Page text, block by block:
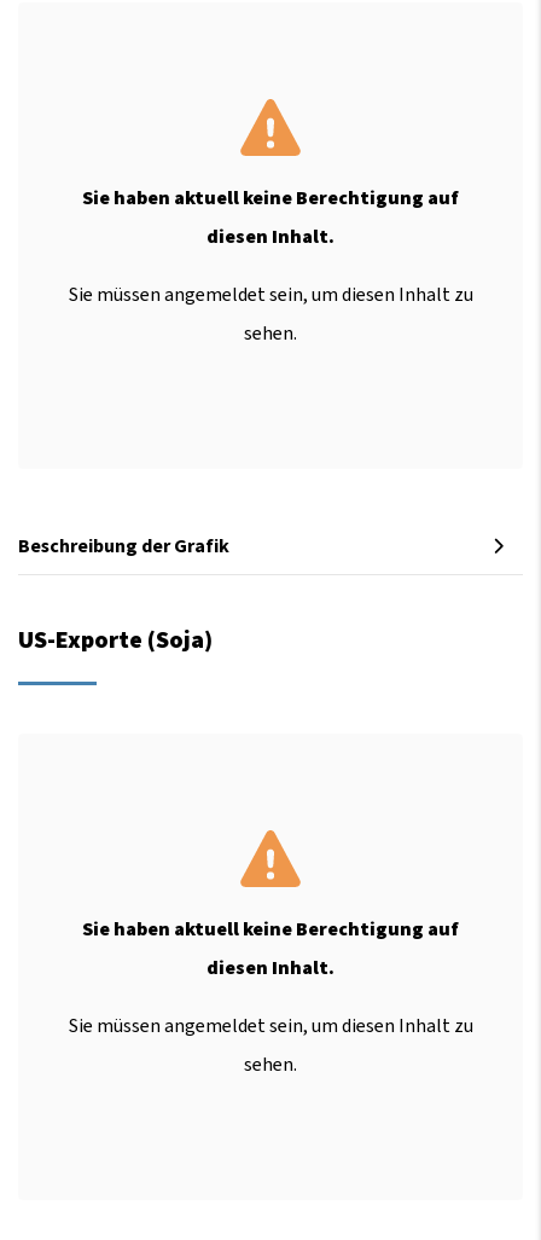
Sie haben aktuell keine Berechtigung auf
diesen Inhalt.
Sie müssen angemeldet sein, um diesen Inhalt zu
sehen.
Beschreibung der Grafik
US-Exporte (Soja)
Sie haben aktuell keine Berechtigung auf
diesen Inhalt.
Sie müssen angemeldet sein, um diesen Inhalt zu
sehen.